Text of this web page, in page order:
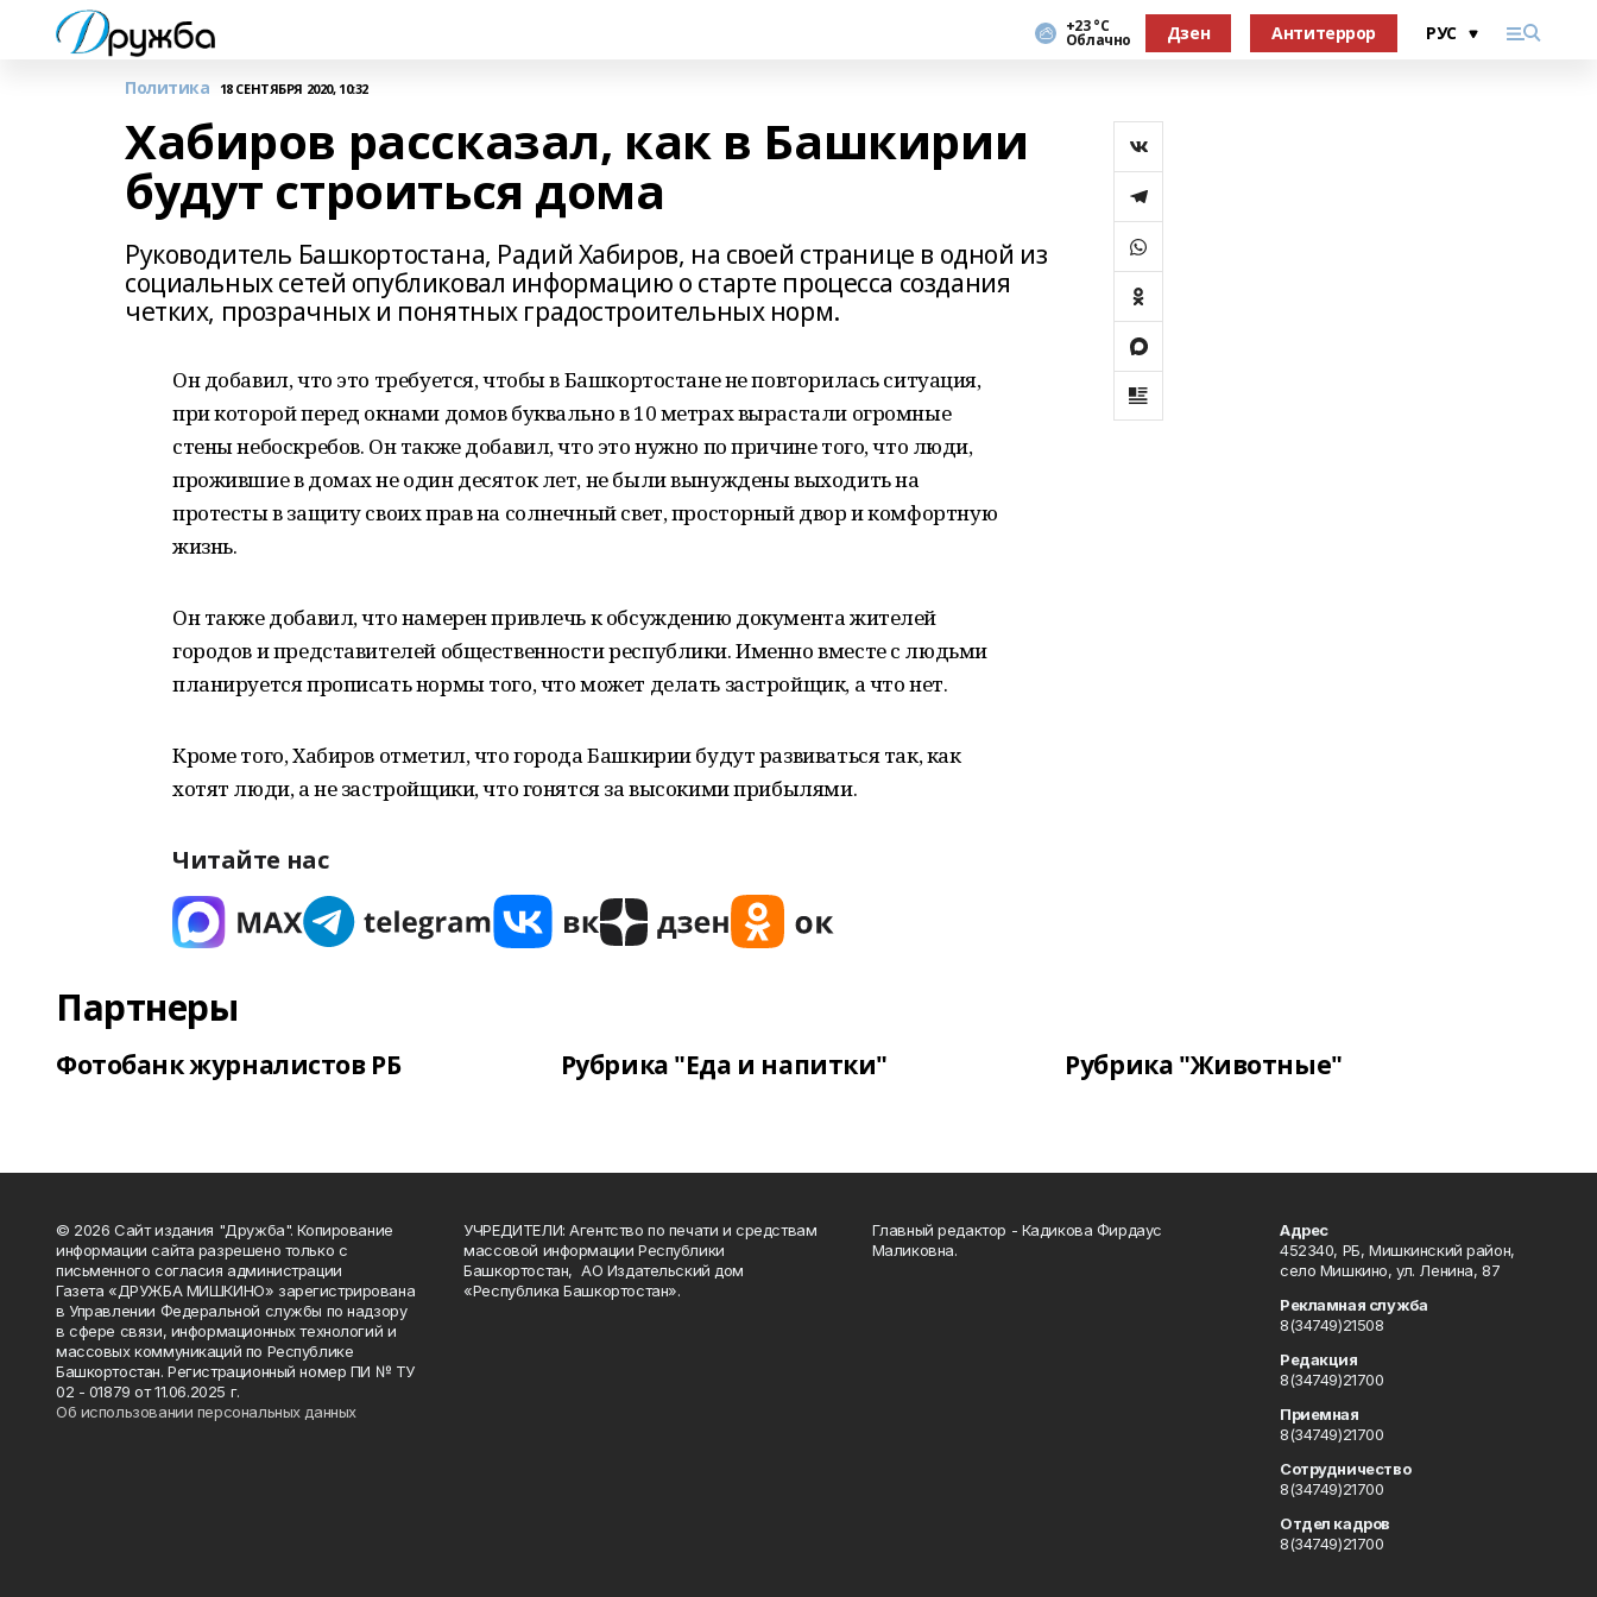
+23 °С
Облачно Дзен Антитеррор
Политика 18 СЕНТЯБРЯ 2020, 10:32
Хабиров рассказал, как в Башкирии
будут строиться дома
Руководитель Башкортостана, Радий Хабиров, на своей странице в одной из
социальных сетей опубликовал информацию о старте процесса создания
четких, прозрачных и понятных градостроительных норм.
Он добавил, что это требуется, чтобы в Башкортостане не повторилась ситуация,
при которой перед окнами домов буквально в 10 метрах вырастали огромные
стены небоскребов. Он также добавил, что это нужно по причине того, что люди,
прожившие в домах не один десяток лет, не были вынуждены выходить на
протесты в защиту своих прав на солнечный свет, просторный двор и комфортную
жизнь.
Он также добавил, что намерен привлечь к обсуждению документа жителей
городов и представителей общественности республики. Именно вместе с людьми
планируется прописать нормы того, что может делать застройщик, а что нет.
Кроме того, Хабиров отметил, что города Башкирии будут развиваться так, как
хотят люди, а не застройщики, что гонятся за высокими прибылями.
Читайте нас
Партнеры
Фотобанк журналистов РБ Рубрика "Еда и напитки" Рубрика "Животные"
© 2026 Сайт издания "Дружба". Копирование
информации сайта разрешено только с
письменного согласия администрации
Газета «ДРУЖБА МИШКИНО» зарегистрирована
в Управлении Федеральной службы по надзору
в сфере связи, информационных технологий и
массовых коммуникаций по Республике
Башкортостан. Регистрационный номер ПИ № ТУ
02 - 01879 от 11.06.2025 г.
Об использовании персональных данных
УЧРЕДИТЕЛИ: Агентство по печати и средствам
массовой информации Республики
Башкортостан, АО Издательский дом
«Республика Башкортостан».
Главный редактор - Кадикова Фирдаус
Маликовна.
Адрес
452340, РБ, Мишкинский район,
село Мишкино, ул. Ленина, 87
Рекламная служба
8(34749)21508
Редакция
8(34749)21700
Приемная
8(34749)21700
Сотрудничество
8(34749)21700
Отдел кадров
8(34749)21700